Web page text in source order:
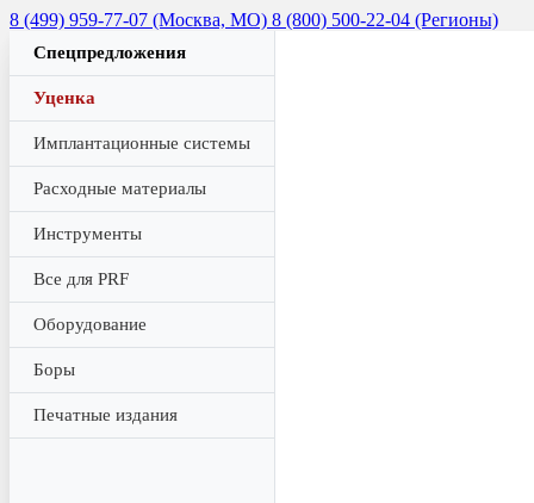
8 (499) 959-77-07 (Москва, МО) 8 (800) 500-22-04 (Регионы)
Спецпредложения
Уценка
Имплантационные системы
Расходные материалы
Инструменты
Все для PRF
Оборудование
Боры
Печатные издания